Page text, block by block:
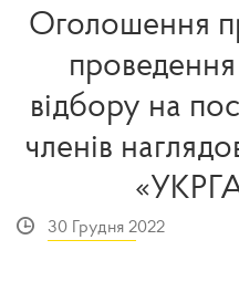
Оголошення
відбору на
членів
30 Грудня 2022